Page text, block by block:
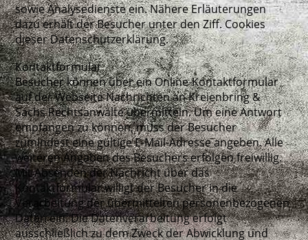
sowie Analysedienste ein. Nähere Erläuterungen
dazu erhält der Besucher unter den Ziff. Cookies
dieser Datenschutzerklärung.
Kontaktformular
Besucher können über ein Online-Kontaktformular
auf der Webseite Nachrichten an Kreienbring &
Sachs Rechtsanwälte übermitteln. Um eine Antwort
empfangen zu können, muss der Besucher
zumindest eine gültige E-Mail-Adresse angeben. Alle
weiteren Angaben des Besuchers erfolgen freiwillig.
Mit Absenden der Nachricht über das
Kontaktformular willigt der Besucher in die
Verarbeitung der übermittelten personenbezogenen
Daten ein. Die Datenverarbeitung erfolgt
ausschließlich zu dem Zweck der Abwicklung und